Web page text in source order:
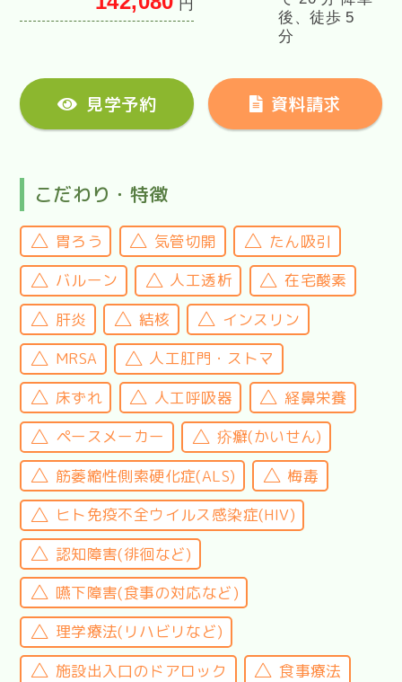
円
後、徒歩 5
分
見学予約 資料請求
こだわり・特徴
胃ろう 気管切開
たん吸引
バルーン
人工透析
在宅酸素
肝炎
結核
インスリン
MRSA
人工肛門・ストマ
床ずれ
人工呼吸器
経鼻栄養
ペースメーカー
疥癬(かいせん)
筋萎縮性側索硬化症(ALS)
梅毒
ヒト免疫不全ウイルス感染症(HIV)
認知障害(徘徊など)
嚥下障害(食事の対応など)
理学療法(リハビリなど)
施設出入口のドアロック
食事療法